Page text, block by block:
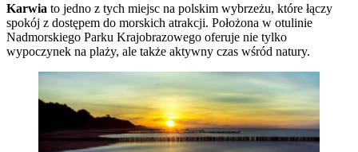
Karwia to jedno z tych miejsc na polskim wybrzeżu, które łączy
spokój z dostępem do morskich atrakcji. Położona w otulinie
Nadmorskiego Parku Krajobrazowego oferuje nie tylko
wypoczynek na plaży, ale także aktywny czas wśród natury.